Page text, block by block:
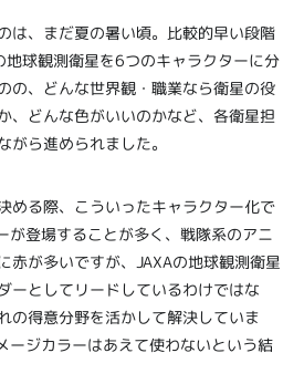
は、まだ夏の暑い頃。比較的早い段階
球観測衛星を6つのキャラクターに分
の、どんな世界観・職業なら衛星の役
、どんな色がいいのかなど、各衛星担
がら進められました。
める際、こういったキャラクター化で
が登場することが多く、戦隊系のアニ
赤が多いですが、JAXAの地球観測衛星
ーとしてリードしているわけではな
の得意分野を活かして解決していま
ージカラーはあえて使わないという結